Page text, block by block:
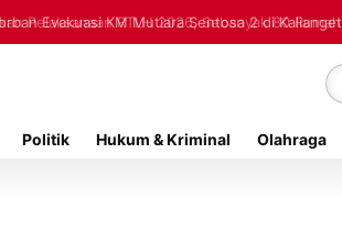
Evakuasi KM Mutiara Sentosa 2 di Kalianget
Politik Hukum & Kriminal Olahraga